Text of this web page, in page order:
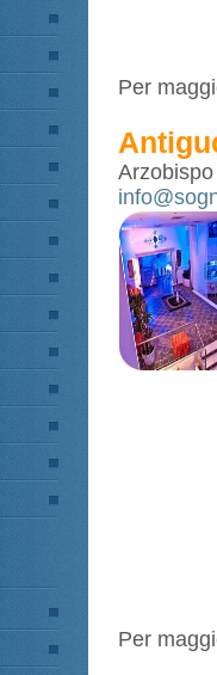
Per
Per